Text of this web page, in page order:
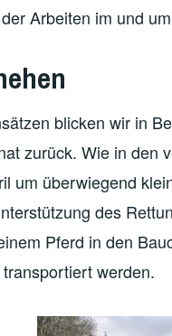
Arbeiten im und
blicken wir in
zurück. Wie in den
um überwiegend
des
Pferd in den
werden.